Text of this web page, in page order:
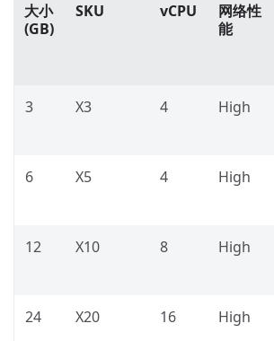
大小
(GB)
SKU vCPU
网络性
能
3 X3 4 High
6 X5 4 High
12 X10 8 High
24 X20 16 High